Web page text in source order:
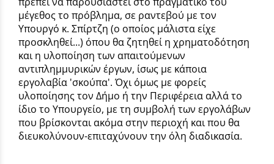
μέγεθος το πρόβλημα, σε ραντεβού με τον
Υπουργό κ. Σπίρτζη (ο οποίος μάλιστα είχε
προσκληθεί...) όπου θα ζητηθεί η χρηματοδότηση
και η υλοποίηση των απαιτούμενων
αντιπλημμυρικών έργων, ίσως με κάποια
εργολαβία 'σκούπα'. Όχι όμως με φορείς
υλοποίησης τον Δήμο ή την Περιφέρεια αλλά το
ίδιο το Υπουργείο, με τη συμβολή των εργολάβων
που βρίσκονται ακόμα στην περιοχή και που θα
διευκολύνουν-επιταχύνουν την όλη διαδικασία.